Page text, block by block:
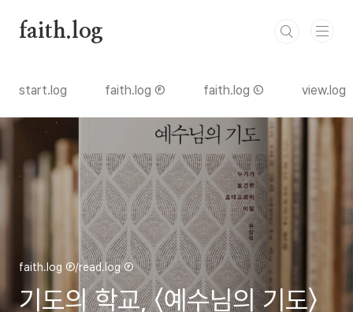
faith.log
start.log faith.log Ⓕ faith.log Ⓛ view.log
faith.log Ⓕ/read.log Ⓕ
기도의 학교, 〈예수님의 기도〉